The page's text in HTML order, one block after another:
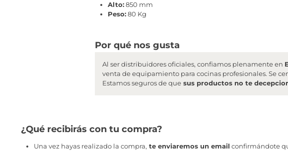
Alto:850 mm
Peso:80 Kg
Por qué nos gusta
Al ser distribuidores oficiales, confiamos plenamente en
venta de equipamiento para cocinas profesionales. Se
Estamos seguros de que sus productos no te
¿Qué recibirás con tu compra?
Una vez hayas realizado la compra, te enviaremos un email confirmándote